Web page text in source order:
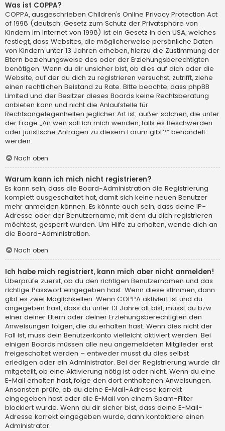
Was ist COPPA?
COPPA, ausgeschrieben Children’s Online Privacy Protection Act
of 1998 (deutsch: Gesetz zum Schutz der Privatsphäre von
Kindern im Internet von 1998) ist ein Gesetz in den USA, welches
festlegt, dass Websites, die möglicherweise persönliche Daten
von Kindern unter 13 Jahren erheben, hierzu die Zustimmung der
Eltern beziehungsweise des oder der Erziehungsberechtigten
benötigen. Wenn du dir unsicher bist, ob dies auf dich oder die
Website, auf der du dich zu registrieren versuchst, zutrifft, ziehe
einen rechtlichen Beistand zu Rate. Bitte beachte, dass phpBB
Limited und der Besitzer dieses Boards keine Rechtsberatung
anbieten kann und nicht die Anlaufstelle für
Rechtsangelegenheiten jeglicher Art ist; außer solchen, die unter
der Frage „An wen soll ich mich wenden, falls es Beschwerden
oder juristische Anfragen zu diesem Forum gibt?“ behandelt
werden.
Nach oben
Warum kann ich mich nicht registrieren?
Es kann sein, dass die Board-Administration die Registrierung
komplett ausgeschaltet hat, damit sich keine neuen Benutzer
mehr anmelden können. Es könnte auch sein, dass deine IP-
Adresse oder der Benutzername, mit dem du dich registrieren
möchtest, gesperrt wurden. Um Hilfe zu erhalten, wende dich an
die Board-Administration.
Nach oben
Ich habe mich registriert, kann mich aber nicht anmelden!
Überprüfe zuerst, ob du den richtigen Benutzernamen und das
richtige Passwort eingegeben hast. Wenn diese stimmen, dann
gibt es zwei Möglichkeiten. Wenn COPPA aktiviert ist und du
angegeben hast, dass du unter 13 Jahre alt bist, musst du bzw.
einer deiner Eltern oder deiner Erziehungsberechtigten den
Anweisungen folgen, die du erhalten hast. Wenn dies nicht der
Fall ist, muss dein Benutzerkonto vielleicht aktiviert werden. Bei
einigen Boards müssen alle neu angemeldeten Mitglieder erst
freigeschaltet werden – entweder musst du dies selbst
erledigen oder ein Administrator. Bei der Registrierung wurde dir
mitgeteilt, ob eine Aktivierung nötig ist oder nicht. Wenn du eine
E-Mail erhalten hast, folge den dort enthaltenen Anweisungen.
Ansonsten prüfe, ob du deine E-Mail-Adresse korrekt
eingegeben hast oder die E-Mail von einem Spam-Filter
blockiert wurde. Wenn du dir sicher bist, dass deine E-Mail-
Adresse korrekt eingegeben wurde, dann kontaktiere einen
Administrator.